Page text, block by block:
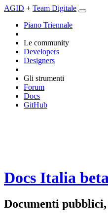
AGID + Team Digitale
Piano Triennale
Le community
Developers
Designers
Gli strumenti
Forum
Docs
GitHub
Docs Italia beta
Documenti